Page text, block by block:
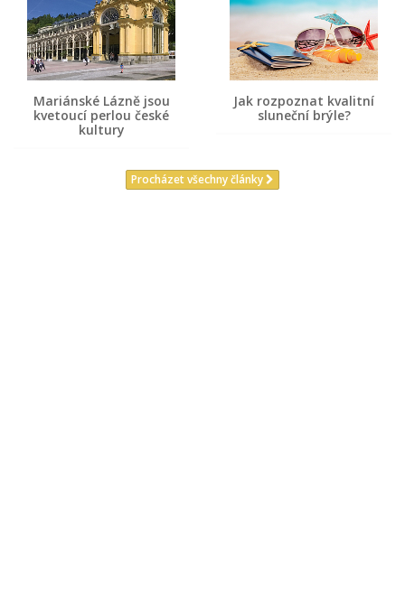
Mariánské Lázně jsou
kvetoucí perlou české
kultury
Jak rozpoznat kvalitní
sluneční brýle?
Procházet všechny články